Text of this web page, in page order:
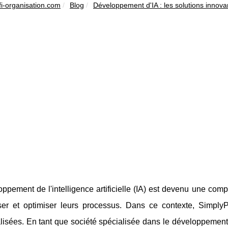
organisation.com Blog Développement d'IA : les solutions
de l'intelligence artificielle (IA) est devenu une
et optimiser leurs processus. Dans ce contexte,
En tant que société spécialisée dans le